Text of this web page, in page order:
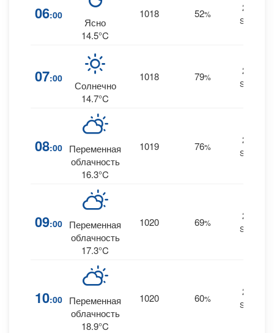
06:00
Ясно
14.5°C
1018 52%
21
SSE
07:00
Солнечно
14.7°C
1018 79%
24
SSE
08:00
Переменная
облачность
16.3°C
1019 76%
26
SSE
09:00
Переменная
облачность
17.3°C
1020 69%
27
SSE
10:00
Переменная
облачность
18.9°C
1020 60%
29
SSE